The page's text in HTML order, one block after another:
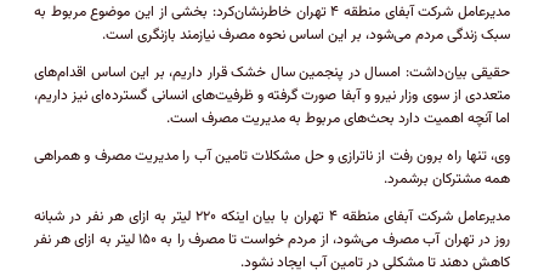
مدیرعامل شرکت آبفای منطقه ۴ تهران خاطرنشان‌کرد: بخشی از این موضوع مربوط به
سبک زندگی مردم می‌شود، بر این اساس نحوه مصرف نیازمند بازنگری است.
حقیقی بیان‌داشت: امسال در پنجمین سال خشک قرار داریم، بر این اساس اقدام‌های
متعددی از سوی وزار نیرو و آبفا صورت گرفته و ظرفیت‌های انسانی گسترده‌ای نیز داریم،
اما آنچه اهمیت دارد بحث‌های مربوط به مدیریت مصرف است.
وی، تنها راه برون رفت از ناترازی و حل مشکلات تامین آب را مدیریت مصرف و همراهی
همه مشترکان برشمرد.
مدیرعامل شرکت آبفای منطقه ۴ تهران با بیان اینکه ۲۲۰ لیتر به ازای هر نفر در شبانه
روز در تهران آب مصرف می‌شود، از مردم خواست تا مصرف را به ۱۵۰ لیتر به ازای هر نفر
کاهش دهند تا مشکلی در تامین آب ایجاد نشود.